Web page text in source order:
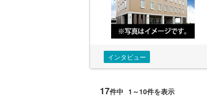
インタビュー
17件中 1～10件を表示